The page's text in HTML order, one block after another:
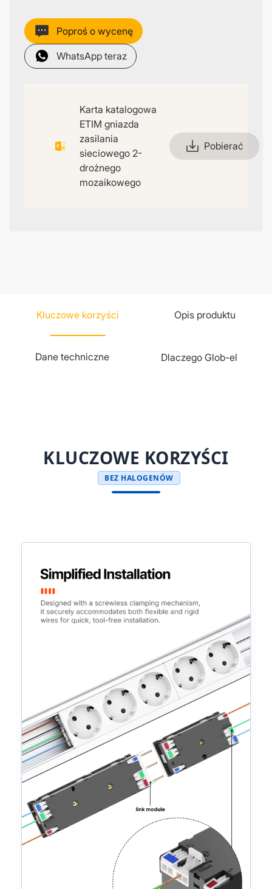
Poproś o wycenę
WhatsApp teraz
Karta katalogowa
ETIM gniazda
zasilania
sieciowego 2-
drożnego
mozaikowego
Pobierać
Kluczowe korzyści Opis produktu
Dane techniczne Dlaczego Glob-el
KLUCZOWE KORZYŚCI
BEZ HALOGENÓW